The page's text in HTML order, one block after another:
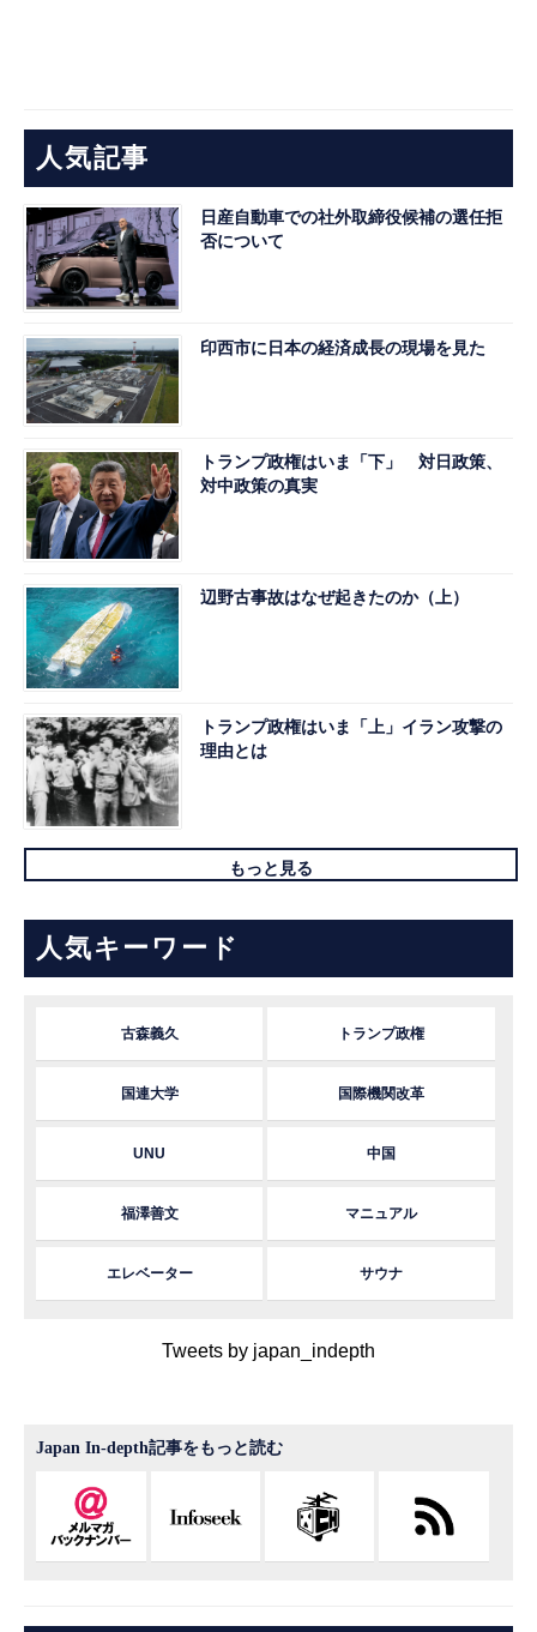
人気記事
日産自動車での社外取締役候補の選任拒
否について
印西市に日本の経済成長の現場を見た
トランプ政権はいま「下」 対日政策、
対中政策の真実
辺野古事故はなぜ起きたのか（上）
トランプ政権はいま「上」イラン攻撃の
理由とは
もっと見る
人気キーワード
古森義久 トランプ政権
国連大学 国際機関改革
UNU 中国
福澤善文 マニュアル
エレベーター サウナ
Tweets by japan_indepth
Japan In-depth記事をもっと読む